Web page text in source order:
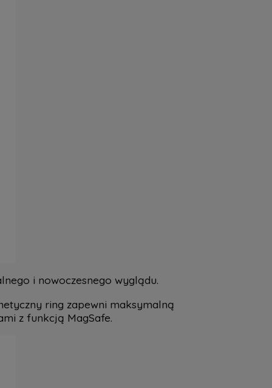
i nowoczesnego wyglądu.
ring zapewni maksymalną
z funkcją MagSafe.